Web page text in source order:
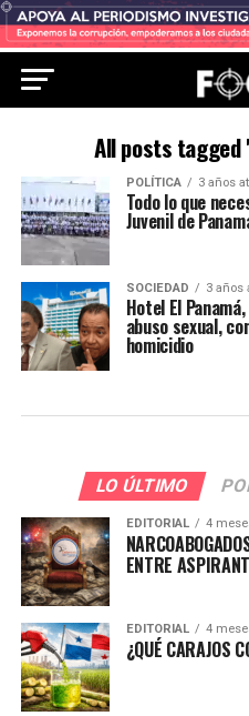
All posts tagged
POLÍTICA 3 años
Todo lo que
Juvenil de
SOCIEDAD 3 años
Hotel El
abuso sexual,
homicidio
LO ÚLTIMO
EDITORIAL 4
ENTRE
EDITORIAL 4
¿QUÉ CARAJOS